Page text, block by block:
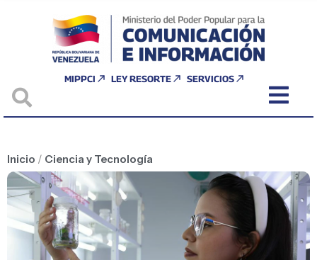
MIPPCI LEY RESORTE SERVICIOS
Inicio / Ciencia y Tecnología